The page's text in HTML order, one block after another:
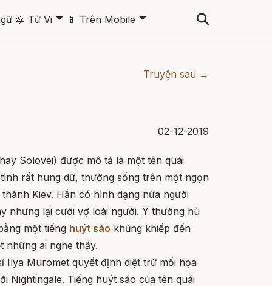
🔯 Tử Vi 🞃 📱 Trên Mobile 🞃
Truyện sau →
02-12-2019
Solovei) được mô tả là một tên quái
rất hung dữ, thường sống trên một ngọn
Kiev. Hắn có hình dạng nửa người
nhưng lại cưới vợ loài người. Y thường hù
một tiếng huýt sáo khủng khiếp đến
những ai nghe thấy.
Ilya Muromet quyết định diệt trừ mối họa
Nightingale. Tiếng huýt sáo của tên quái